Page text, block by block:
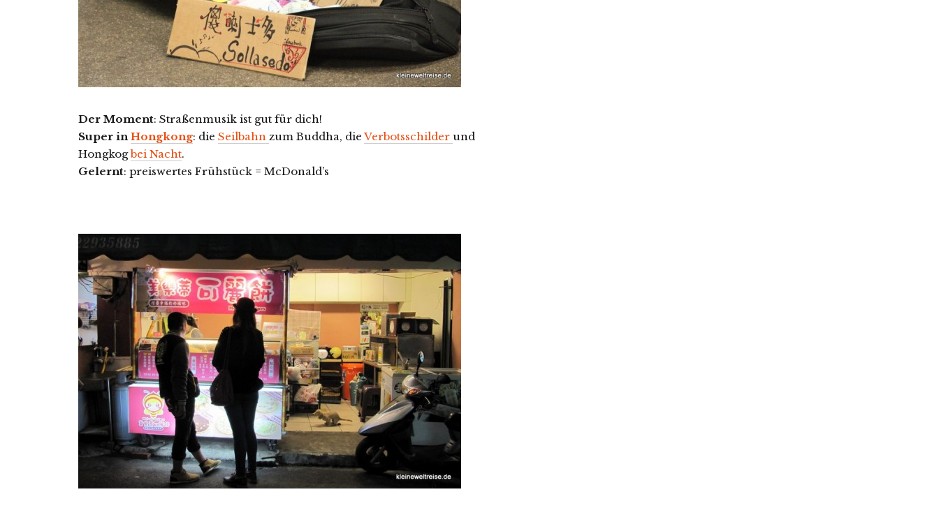
Der Moment: Straßenmusik ist gut für dich!
Super inHongkong: die Seilbahn zum Buddha, dieVerbotsschilder und
Hongkogbei Nacht.
Gelernt: preiswertes Frühstück = McDonald’s